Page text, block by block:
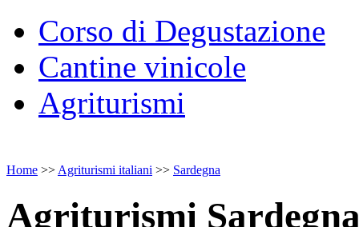
Corso di Degustazione
Cantine vinicole
Agriturismi
Home >> Agriturismi italiani >> Sardegna
Agriturismi